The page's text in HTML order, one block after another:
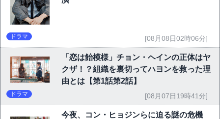
ドラマ [08月08日02時06分]
「恋は飴模様」チョン・ヘインの正体はヤ
クザ！？組織を裏切ってハヨンを救った理
由とは【第1話第2話】
ドラマ [08月07日19時41分]
今夜、コン・ヒョジンらに迫る謎の危機